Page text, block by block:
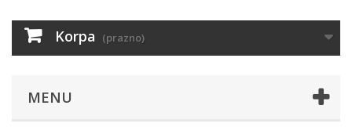
Korpa (prazno)
MENU